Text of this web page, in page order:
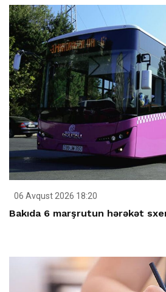
06 Avqust 2026 18:20
Bakıda 6 marşrutun hərəkət